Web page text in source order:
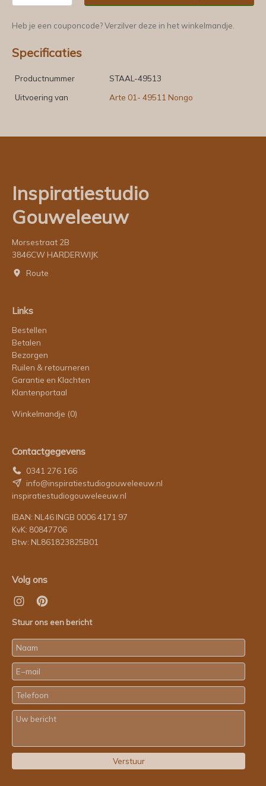
Heb je een couponcode? Verzilver deze in het winkelmandje.
Specificaties
Productnummer
STAAL-49513
Uitvoering van
Arte 01- 49511 Nongo
Inspiratiestudio
Gouweleeuw
Morsestraat 2B
3846CW HARDERWIJK
Route
Links
Bestellen
Betalen
Bezorgen
Ruilen & retourneren
Garantie en Klachten
Klantenportaal
Winkelmandje (0)
Contactgegevens
0341 276 166
info@inspiratiestudiogouweleeuw.nl
inspiratiestudiogouweleeuw.nl
IBAN: NL46 INGB 0006 4171 97
KvK: 80847706
Btw: NL861823825B01
Volg ons
Stuur ons een bericht